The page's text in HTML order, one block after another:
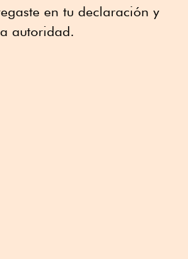
en tu declaración y
autoridad.